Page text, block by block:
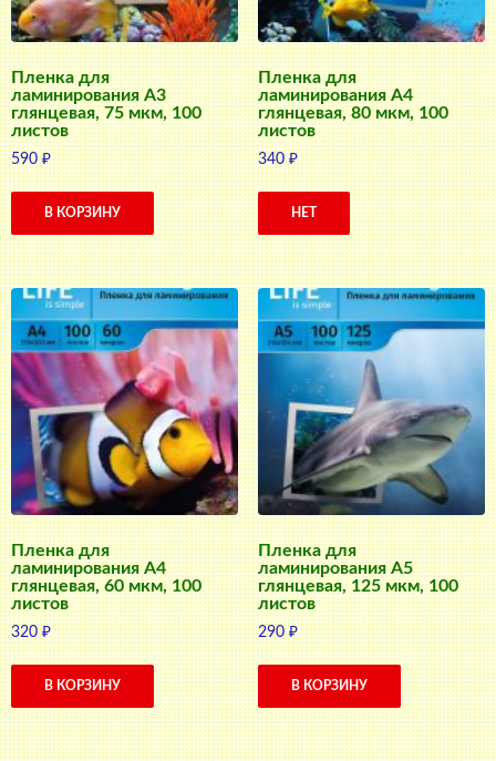
Пленка для
ламинирования А3
глянцевая, 75 мкм, 100
листов
590₽
В КОРЗИНУ
Пленка для
ламинирования А4
глянцевая, 80 мкм, 100
листов
340₽
НЕТ
Пленка для
ламинирования А4
глянцевая, 60 мкм, 100
листов
320₽
В КОРЗИНУ
Пленка для
ламинирования А5
глянцевая, 125 мкм, 100
листов
290₽
В КОРЗИНУ